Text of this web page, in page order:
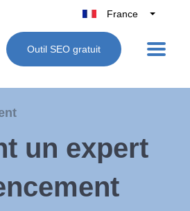
France
Belgique
België
España
Outil SEO gratuit
un expert